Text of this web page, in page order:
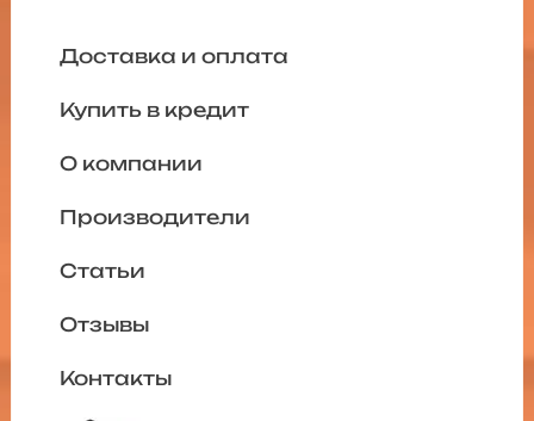
Доставка и оплата
Купить в кредит
О компании
Производители
Статьи
Отзывы
Контакты